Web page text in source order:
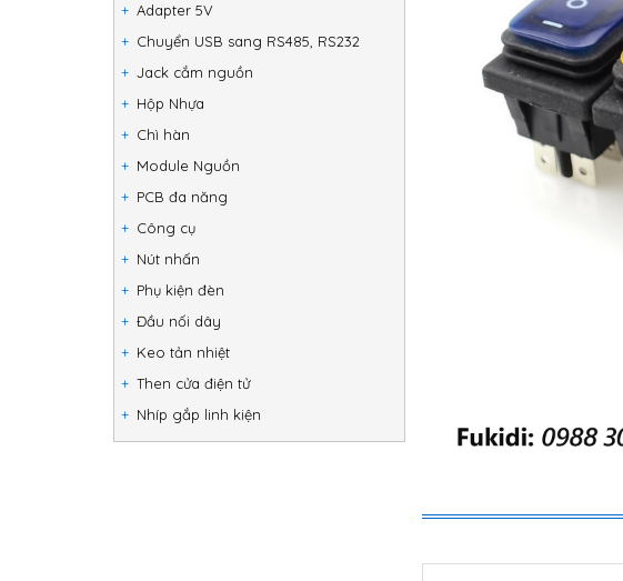
Adapter 5V
Chuyển USB sang RS485, RS232
Jack cắm nguồn
Hộp Nhựa
Chì hàn
Module Nguồn
PCB đa năng
Công cụ
Nút nhấn
Phụ kiện đèn
Đầu nối dây
Keo tản nhiệt
Then cửa điện tử
Nhíp gắp linh kiện